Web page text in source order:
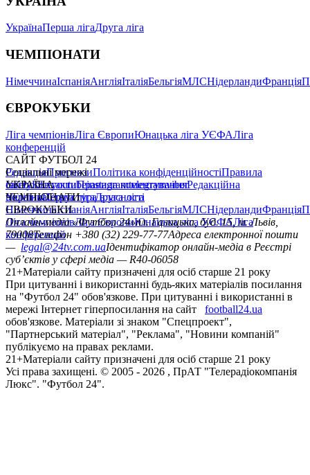
УкраїнаПерша лігаДруга ліга
ЧЕМПІОНАТИ
НімеччинаІспаніяАнгліяІталіяБельгіяМЛСНідерландиФранція
ЄВРОКУБКИ
Ліга чемпіонівЛіга ЄвропиЮнацька ліга УЄФАЛіга
конференцій
САЙТ ФУТБОЛ 24
РедакціяПрогнозиПолітика конфіденційностіПравила
сайтуКонтактиПравила коментуванняРедакційна
політикаСтруктура власності
Соціальні мережі
facebookxyoutubeinstagramtelegramviber
УКРАЇНА
УкраїнаПерша лігаДруга ліга
ЧЕМПІОНАТИ
НімеччинаІспаніяАнгліяІталіяБельгіяМЛСНідерландиФранція
ЄВРОКУБКИ
Ліга чемпіонівЛіга ЄвропиЮнацька ліга УЄФАЛіга
конференцій
Онлайн-медіа «Футбол 24»пл. Галицька, буд. 15, м. Львів,
79008Телефон +380 (32) 229-77-77Адреса електронної пошти
— legal@24tv.com.uaІдентифікатор онлайн-медіа в Реєстрі
суб’єктів у сфері медіа — R40-06058
21+Матеріали сайту призначені для осіб старше 21 року
При цитуванні і використанні будь-яких матеріалів посилання
на "Футбол 24" обов'язкове. При цитуванні і використанні в
мережі Інтернет гіперпосилання на сайт
football24.ua
обов'язкове. Матеріали зі знаком "Спецпроект",
"Партнерський матеріал", "Реклама", "Новини компаній"
публікуємо на правах реклами.
21+Матеріали сайту призначені для осіб старше 21 року
Усi права захищенi. © 2005 - 2026 , ПрАТ "Телерадіокомпанія
Люкс". "Футбол 24".